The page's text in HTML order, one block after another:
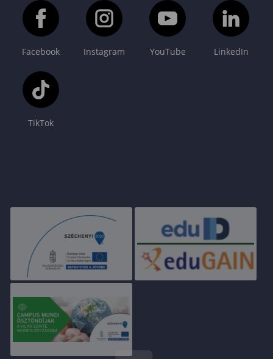
Facebook Instagram YouTube LinkedIn
TikTok